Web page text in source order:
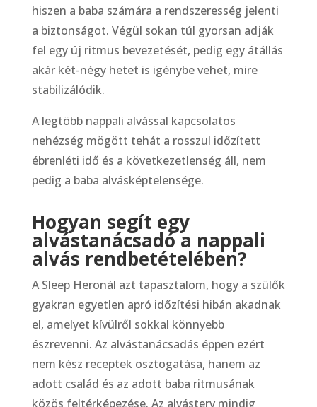
hiszen a baba számára a rendszeresség jelenti
a biztonságot. Végül sokan túl gyorsan adják
fel egy új ritmus bevezetését, pedig egy átállás
akár két-négy hetet is igénybe vehet, mire
stabilizálódik.
A legtöbb nappali alvással kapcsolatos
nehézség mögött tehát a rosszul időzített
ébrenléti idő és a következetlenség áll, nem
pedig a baba alvásképtelensége.
Hogyan segít egy
alvástanácsadó a nappali
alvás rendbetételében?
A Sleep Heronál azt tapasztalom, hogy a szülők
gyakran egyetlen apró időzítési hibán akadnak
el, amelyet kívülről sokkal könnyebb
észrevenni. Az alvástanácsadás éppen ezért
nem kész receptek osztogatása, hanem az
adott család és az adott baba ritmusának
közös feltérképezése. Az alvásterv mindig